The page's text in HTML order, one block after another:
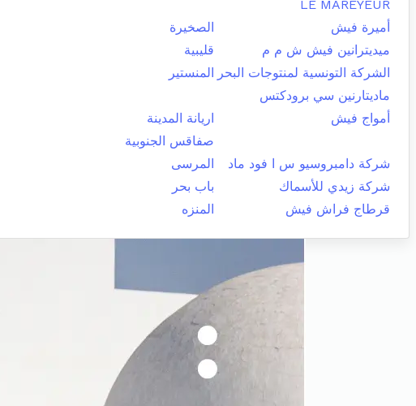
LE MAREYEUR
أميرة فيش
الصخيرة
ميديترانين فيش ش م م
قليبية
الشركة التونسية لمنتوجات البحر
المنستير
ماديتارنين سي برودكتس
أمواج فيش
اريانة المدينة
صفاقس الجنوبية
شركة دامبروسيو س ا فود ماد
المرسى
شركة زيدي للأسماك
باب بحر
قرطاج فراش فيش
المنزه